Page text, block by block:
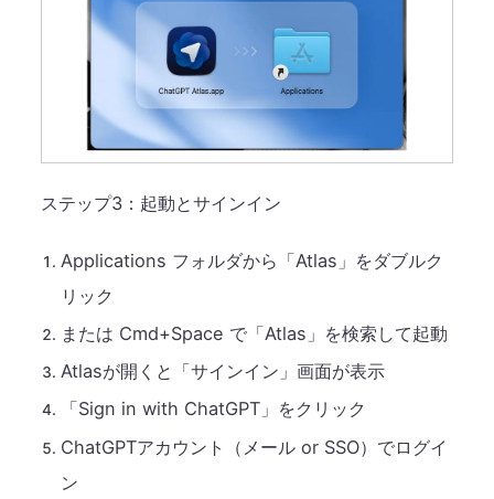
ステップ3：起動とサインイン
Applications フォルダから「Atlas」をダブルク
リック
または Cmd+Space で「Atlas」を検索して起動
Atlasが開くと「サインイン」画面が表示
「Sign in with ChatGPT」をクリック
ChatGPTアカウント（メール or SSO）でログイ
ン